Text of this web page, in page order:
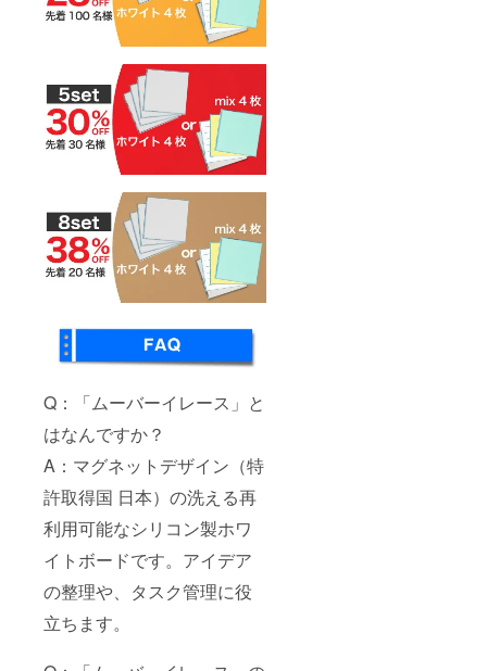
Q：「ムーバーイレース」と
はなんですか？
A：マグネットデザイン（特
許取得国 日本）の洗える再
利用可能なシリコン製ホワ
イトボードです。アイデア
の整理や、タスク管理に役
立ちます。